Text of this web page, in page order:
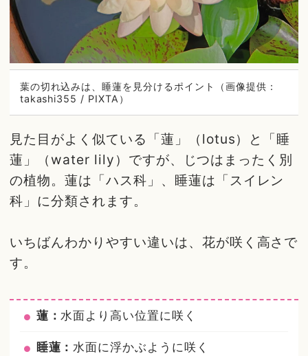
葉の切れ込みは、睡蓮を見分けるポイント（画像提供：
takashi355 / PIXTA）
見た目がよく似ている「蓮」（lotus）と「睡
蓮」（water lily）ですが、じつはまったく別
の植物。蓮は「ハス科」、睡蓮は「スイレン
科」に分類されます。
いちばんわかりやすい違いは、花が咲く高さで
す。
蓮：水面より高い位置に咲く
睡蓮：水面に浮かぶように咲く